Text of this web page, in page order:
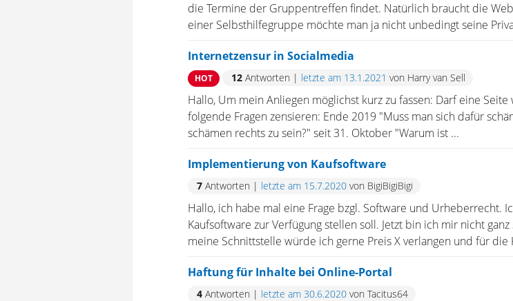
die Termine der Gruppentreffen findet. Natürlich braucht die
einer Selbsthilfegruppe möchte man ja nicht unbedingt seine
Internetzensur in Socialmedia
HOT 12 Antworten | letzte am 13.1.2021 von Harry van Sell
Hallo, Um mein Anliegen möglichst kurz zu fassen: Darf eine
folgende Fragen zensieren: Ende 2019 "Muss man sich dafür
schämen rechts zu sein?" seit 31. Oktober "Warum ist ...
Implementierung von Kaufsoftware
7 Antworten | letzte am 15.7.2020 von BigiBigiBigi
Hallo, ich habe mal eine Frage bzgl. Software und Urheberrecht.
Kaufsoftware zur Verfügung stellen soll. Jetzt bin ich mir nicht
meine Schnittstelle würde ich gerne Preis X verlangen und für die
Haftung für Inhalte bei Online-Portal
4 Antworten | letzte am 30.6.2020 von Tacitus64